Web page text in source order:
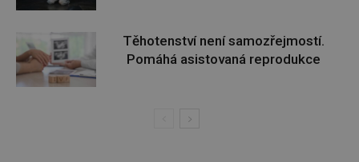
Těhotenství není samozřejmostí.
Pomáhá asistovaná reprodukce